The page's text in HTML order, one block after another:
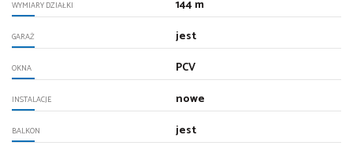
WYMIARY DZIAŁKI 144 m
GARAŻ jest
OKNA PCV
INSTALACJE nowe
BALKON jest